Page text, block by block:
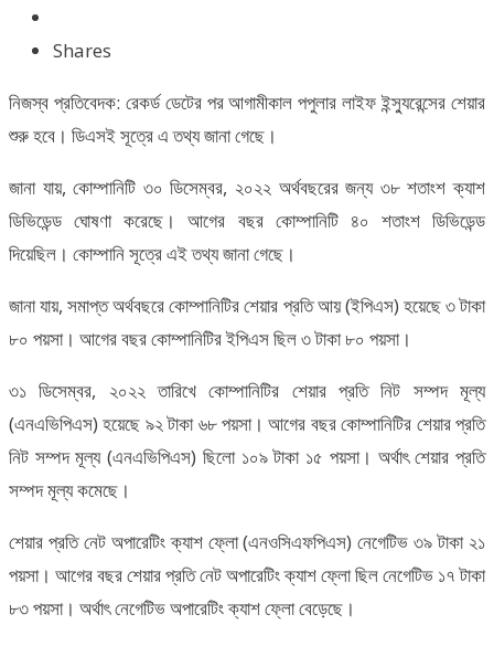
Shares
নিজস্ব প্রতিবেদক: রেকর্ড ডেটের পর আগামীকাল পপুলার লাইফ ইন্স্যুরেন্সের শেয়ার
শুরু হবে। ডিএসই সূত্রে এ তথ্য জানা গেছে।
জানা যায়, কোম্পানিটি ৩০ ডিসেম্বর, ২০২২ অর্থবছরের জন্য ৩৮ শতাংশ ক্যাশ
ডিভিডেন্ড ঘোষণা করেছে। আগের বছর কোম্পানিটি ৪০ শতাংশ ডিভিডেন্ড
দিয়েছিল। কোম্পানি সূত্রে এই তথ্য জানা গেছে।
জানা যায়, সমাপ্ত অর্থবছরে কোম্পানিটির শেয়ার প্রতি আয় (ইপিএস) হয়েছে ৩ টাকা
৮০ পয়সা। আগের বছর কোম্পানিটির ইপিএস ছিল ৩ টাকা ৮০ পয়সা।
৩১ ডিসেম্বর, ২০২২ তারিখে কোম্পানিটির শেয়ার প্রতি নিট সম্পদ মূল্য
(এনএভিপিএস) হয়েছে ৯২ টাকা ৬৮ পয়সা। আগের বছর কোম্পানিটির শেয়ার প্রতি
নিট সম্পদ মূল্য (এনএভিপিএস) ছিলো ১০৯ টাকা ১৫ পয়সা। অর্থাৎ শেয়ার প্রতি
সম্পদ মূল্য কমেছে।
শেয়ার প্রতি নেট অপারেটিং ক্যাশ ফ্লো (এনওসিএফপিএস) নেগেটিভ ৩৯ টাকা ২১
পয়সা। আগের বছর শেয়ার প্রতি নেট অপারেটিং ক্যাশ ফ্লো ছিল নেগেটিভ ১৭ টাকা
৮৩ পয়সা। অর্থাৎ নেগেটিভ অপারেটিং ক্যাশ ফ্লো বেড়েছে।